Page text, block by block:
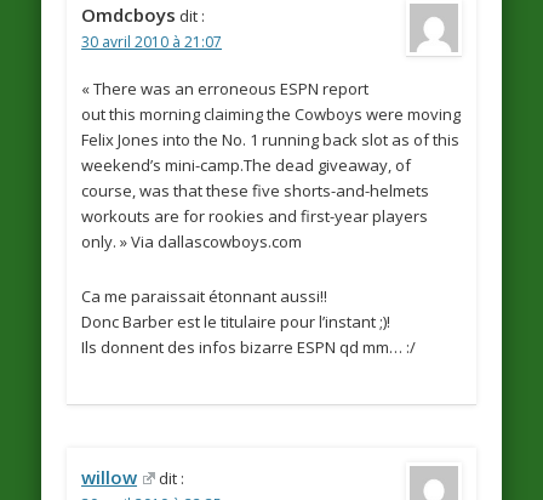
Omdcboys dit :
30 avril 2010 à 21:07
« There was an erroneous ESPN report
out this morning claiming the Cowboys were moving
Felix Jones into the No. 1 running back slot as of this
weekend’s mini-camp.The dead giveaway, of
course, was that these five shorts-and-helmets
workouts are for rookies and first-year players
only. » Via dallascowboys.com
Ca me paraissait étonnant aussi!!
Donc Barber est le titulaire pour l’instant ;)!
Ils donnent des infos bizarre ESPN qd mm… :/
willow dit :